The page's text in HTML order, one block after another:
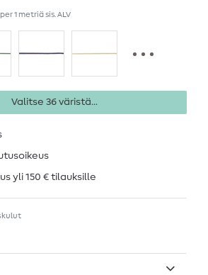
per1 metriäsis. ALV
Valitse 36 väristä...
yli 150 € tilauksille